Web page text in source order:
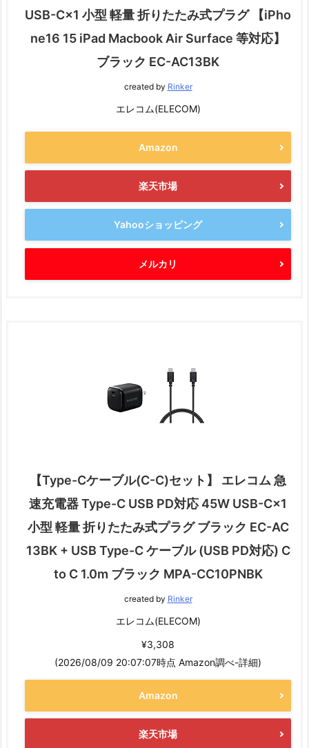
USB-C×1 小型 軽量 折りたたみ式プラグ 【iPho
ne16 15 iPad Macbook Air Surface 等対応】
ブラック EC-AC13BK
created by Rinker
エレコム(ELECOM)
Amazon
楽天市場
Yahooショッピング
メルカリ
【Type-Cケーブル(C-C)セット】 エレコム 急
速充電器 Type-C USB PD対応 45W USB-C×1
小型 軽量 折りたたみ式プラグ ブラック EC-AC
13BK + USB Type-C ケーブル (USB PD対応) C
to C 1.0m ブラック MPA-CC10PNBK
created by Rinker
エレコム(ELECOM)
¥3,308
(2026/08/09 20:07:07時点 Amazon調べ-詳細)
Amazon
楽天市場